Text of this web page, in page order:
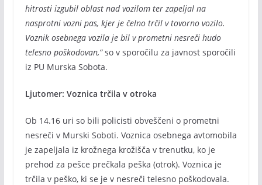
hitrosti izgubil oblast nad vozilom ter zapeljal na
nasprotni vozni pas, kjer je čelno trčil v tovorno vozilo.
Voznik osebnega vozila je bil v prometni nesreči hudo
telesno poškodovan,”so v sporočilu za javnost sporočili
iz PU Murska Sobota.
Ljutomer: Voznica trčila v otroka
Ob 14.16 uri so bili policisti obveščeni o prometni
nesreči v Murski Soboti. Voznica osebnega avtomobila
je zapeljala iz krožnega krožišča v trenutku, ko je
prehod za pešce prečkala peška (otrok). Voznica je
trčila v peško, ki se je v nesreči telesno poškodovala.